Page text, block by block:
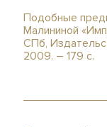
Подобные
Малининой
СПб,
2009. – 179 с.